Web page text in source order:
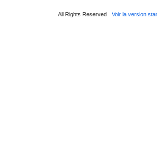
All Rights Reserved Voir la version